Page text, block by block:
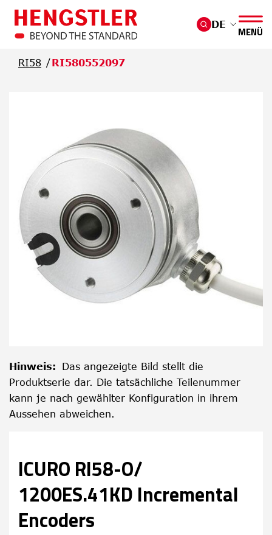
Überspringen Sie zum Hauptmenü
DE
MENÜ
RI58 RI580552097
Hinweis: Das angezeigte Bild stellt die
Produktserie dar. Die tatsächliche Teilenummer
kann je nach gewählter Konfiguration in ihrem
Aussehen abweichen.
ICURO RI58-O/
1200ES.41KD Incremental
Encoders